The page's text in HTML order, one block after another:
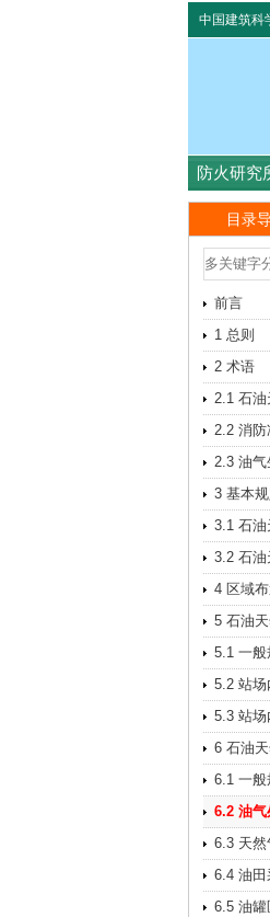
中国建筑科
防火研究
目录
前言
1 总则
2 术语
2.1 石油
2.2 消防
2.3 油气
3 基本
3.1 石油
3.2 石油
4 区域
5 石油
5.1 一般
5.2 站场
5.3 站
6 石油
6.1 一般
6.2 油气
6.3 天然
6.4 油田
6.5 油罐